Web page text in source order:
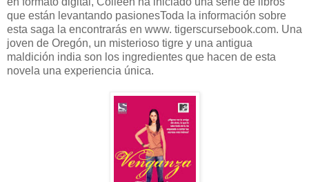
que están levantando pasionesToda la información sobre
esta saga la encontrarás en www. tigerscursebook.com. Una
joven de Oregón, un misterioso tigre y una antigua
maldición india son los ingredientes que hacen de esta
novela una experiencia única.